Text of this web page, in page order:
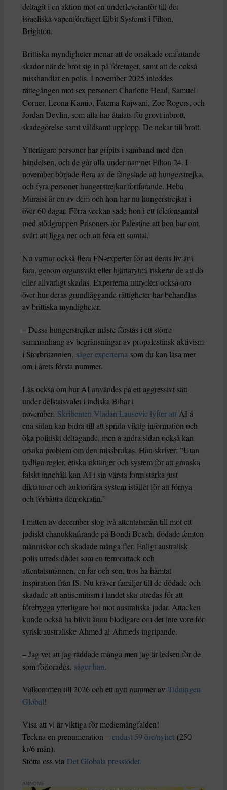
deltagit i en aktion mot en underleverantör till det
israeliska vapenföretaget Elbit Systems i Filton,
Brighton.
Brittiska myndigheter menar att de orsakade omfattande
skador när de bröt sig in på företaget, samt att de också
misshandlat en polis. I november 2025 inleddes
rättegången mot sex personer: Charlotte Head, Samuel
Corner, Leona Kamio, Fatema Rajwani, Zoe Rogers, och
Jordan Devlin, som alla har åtalats för grovt inbrott,
skadegörelse samt våldsamt upplopp. De nekar till brott.
Ytterligare personer har gripits i samband med den
händelsen, och de går alla under namnet Filton 24. I
november började flera av de fängslade att hungerstrejka,
och fyra personer hungerstrejkar fortfarande. Heba
Muraisi är en av dem och hon har nu hungerstrejkat i
över 60 dagar. Förra veckan sade hon i ett telefonsamtal
med stödgruppen Prisoners for Palestine att hon har ont,
svårt att ligga ner och att föra ett samtal.
Nu varnar också flera FN-experter för att deras liv är i
fara, genom organsvikt eller hjärtarytmi riskerar de att dö
eller allvarligt skadas. Experterna uttrycker också oro
över hur deras grundläggande rättigheter har behandlas
av brittiska myndigheter.
– Dessa hungerstrejker måste förstås i ett större
sammanhang av begränsningar av propalestinsk aktivism
i Storbritannien, säger experterna som du kan läsa mer
om i årets första nummer.
Läs också om hur AI användes på ett aggressivt sätt
under delstatsvalet i indiska Bihar i
november. Skribenten Vladan Lausevic lyfter att AI å
ena sidan kan bidra till att sprida viktig information och
öka politiskt deltagande, men å andra sidan också kan
orsaka problem om den missbrukas. Han skriver: ”Utan
tydliga regler, etiska riktlinjer och system för att granska
falskt innehåll kan AI i sin värsta form stärka just
diktaturer och auktoritära system istället för att förnya
och förbättra demokratin.”
I mitten av december slog två attentatsmän till mot ett
judiskt chanukkafirande på Bondi Beach, dödade femton
människor och skadade många fler. Enligt australisk
polis utreds dådet som en terrorattack och
attentatsmännen, en far och son, tros ha hämtat
inspiration från IS. Nu kräver familjer till de dödade och
skadade att antisemitism i landet ska utredas för att
förebygga ytterligare hot mot australiska judar. Attacken
kunde också ha blivit ännu blodigare om det inte vore för
syrisk-australiske Ahmed al-Ahmeds ingripande.
– Jag vet att jag räddade många men jag är ledsen för de
som förlorades, säger han.
Välkommen till 2026 och ett nytt nummer av Tidningen
Global!
Visa att vi är viktiga för mediemångfalden!
Teckna en prenumeration – endast 59 öre/nyhet (250
kr/6 mån).
Stötta oss via Det Globala presstödet.
ANNONS